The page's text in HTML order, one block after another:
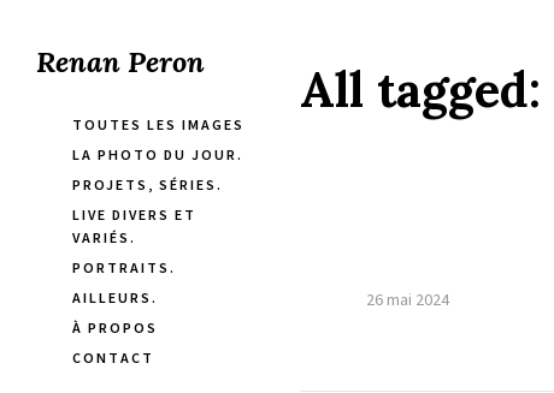
Renan Peron
TOUTES LES IMAGES
LA PHOTO DU JOUR.
PROJETS, SÉRIES.
LIVE DIVERS ET
VARIÉS.
PORTRAITS.
AILLEURS.
À PROPOS
CONTACT
All tagged:
26 mai 2024